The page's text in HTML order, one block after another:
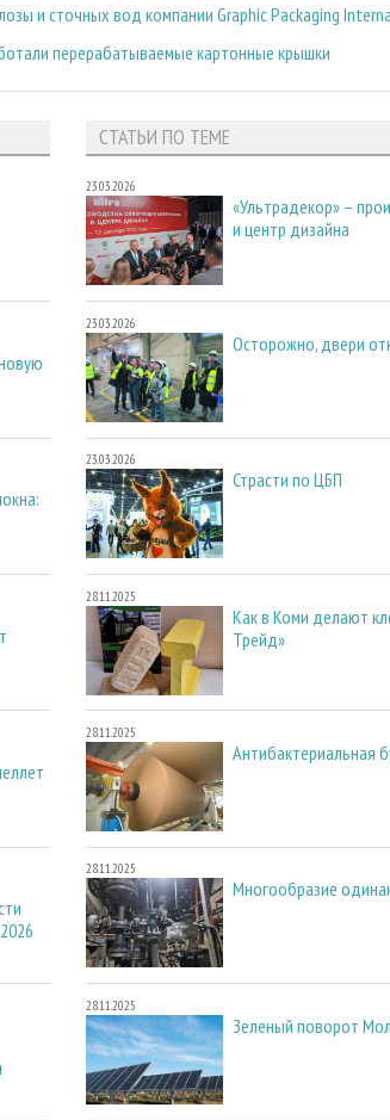
и сточных вод компании Graphic Packaging
перерабатываемые картонные крышки
СТАТЬИ ПО ТЕМЕ
23.03.2026
«Ультрадекор» –
и центр дизайна
23.03.2026
Осторожно, двери
23.03.2026
Страсти по ЦБП
28.11.2025
Как в Коми делают
Трейд»
28.11.2025
Антибактериальная
28.11.2025
Многообразие
28.11.2025
Зеленый поворот